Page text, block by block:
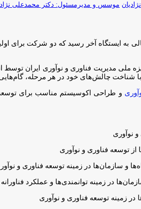
موسس و مدیرمسئول: دکتر محمدعلی
ملی مدیریت فناوری و نوآوری ایران
شناخت چالش‌های خود در هر مرحله، گام‌هایی
نوآوری
از توسعه فناوری و نوآوری
و سازمان‌ها در زمینه توسعه فناوری و
در زمینه توانمندی‌ها و عملکرد فناورانه
در زمینه توسعه فناوری و نوآوری